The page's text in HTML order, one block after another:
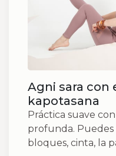
Agni sara con
kapotasana
Práctica suave
profunda. Puedes
bloques, cinta, la